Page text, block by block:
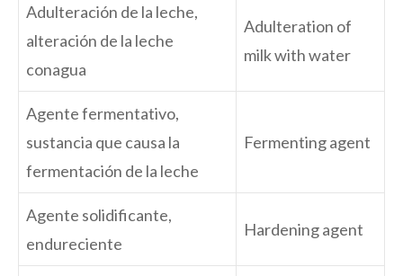
Adulteración de la leche,
alteración de la leche
conagua
Adulteration of
milk with water
Agente fermentativo,
sustancia que causa la
fermentación de la leche
Fermenting agent
Agente solidificante,
endureciente
Hardening agent